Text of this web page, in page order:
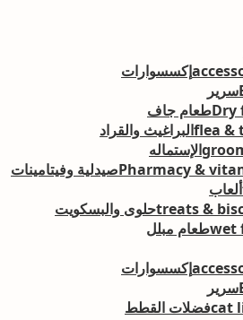
إكسسوارات
سرير
طعام جاف
البراغيث والقراد
الإستماله
صيدلية وفيتامينات
ألعاب
حلوى والبسكويت
طعام مبلل
إكسسوارات
سرير
فضلات القطط